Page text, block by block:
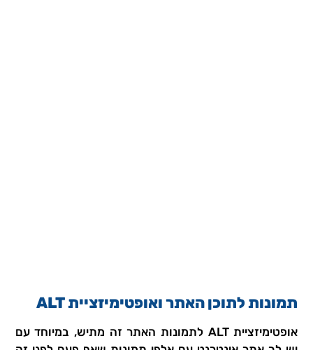
תמונות לתוכן האתר ואופטימיזציית ALT
אופטימיזציית ALT לתמונות האתר זה מתיש, במיוחד עם